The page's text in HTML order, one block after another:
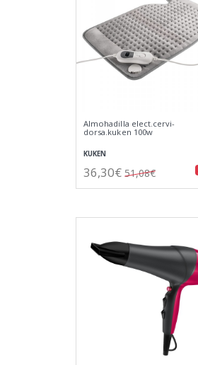
Almohadilla elect.cervi-
dorsa.kuken 100w
KUKEN
36,30€ 51,08€